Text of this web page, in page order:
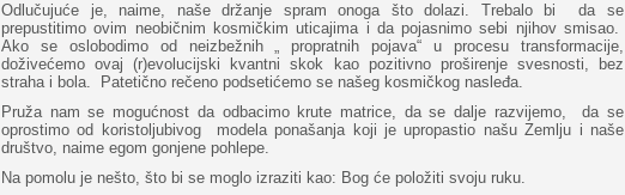
Odlučujuće je, naime, naše držanje spram onoga što dolazi. Trebalo bi da se
prepustitimo ovim neobičnim kosmičkim uticajima i da pojasnimo sebi njihov smisao.
Ako se oslobodimo od neizbežnih „ propratnih pojava“ u procesu transformacije,
doživećemo ovaj (r)evolucijski kvantni skok kao pozitivno proširenje svesnosti, bez
straha i bola. Patetično rečeno podsetićemo se našeg kosmičkog nasleđa.
Pruža nam se mogućnost da odbacimo krute matrice, da se dalje razvijemo, da se
oprostimo od koristoljubivog modela ponašanja koji je upropastio našu Zemlju i naše
društvo, naime egom gonjene pohlepe.
Na pomolu je nešto, što bi se moglo izraziti kao: Bog će položiti svoju ruku.